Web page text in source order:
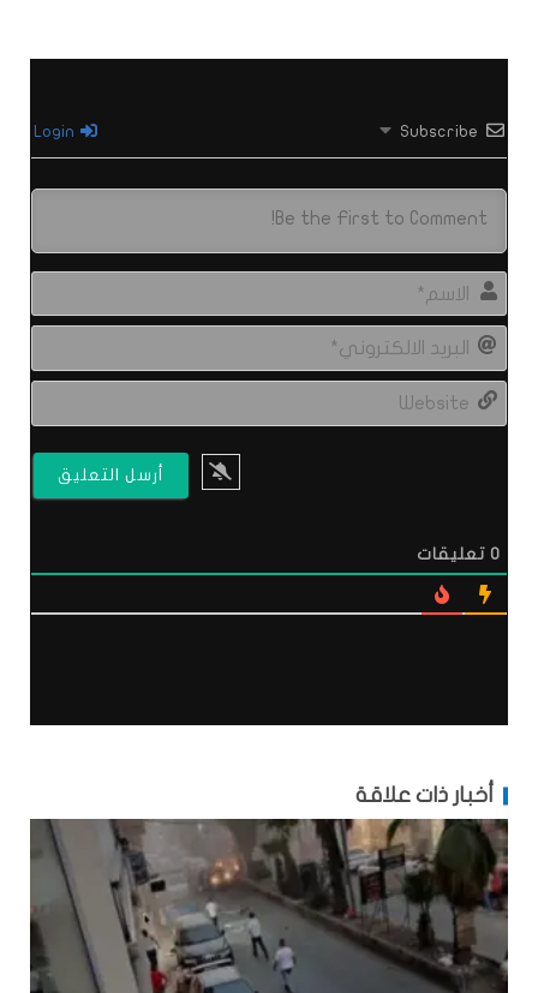
Subscribe
0 تعليقات
أخبار ذات علاقة